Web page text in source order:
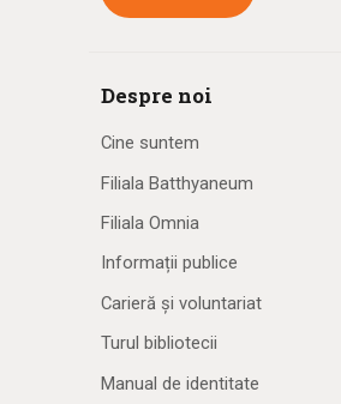
Despre noi
Cine suntem
Filiala Batthyaneum
Filiala Omnia
Informații publice
Carieră și voluntariat
Turul bibliotecii
Manual de identitate